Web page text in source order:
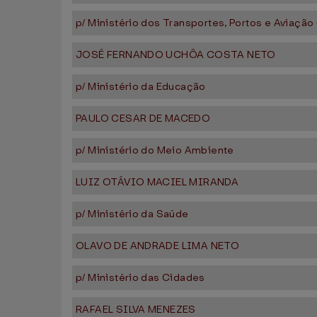
p/ Ministério dos Transportes, Portos e Aviação
JOSÉ FERNANDO UCHÔA COSTA NETO
p/ Ministério da Educação
PAULO CESAR DE MACEDO
p/ Ministério do Meio Ambiente
LUIZ OTÁVIO MACIEL MIRANDA
p/ Ministério da Saúde
OLAVO DE ANDRADE LIMA NETO
p/ Ministério das Cidades
RAFAEL SILVA MENEZES